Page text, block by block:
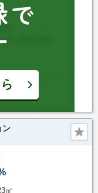
ン
㎡